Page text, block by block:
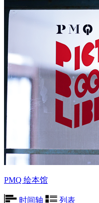
PMQ 绘本馆
时间轴
列表